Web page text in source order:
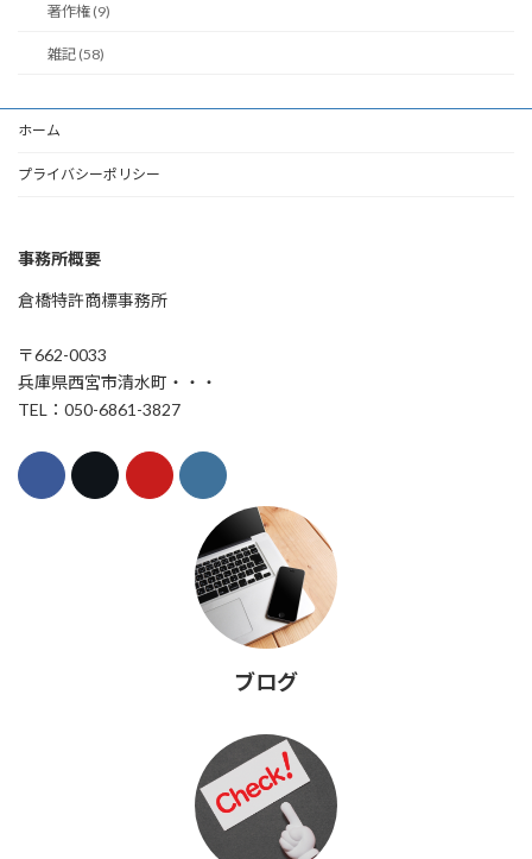
著作権 (9)
雑記 (58)
ホーム
プライバシーポリシー
事務所概要
倉橋特許商標事務所
〒662-0033
兵庫県西宮市清水町・・・
TEL：050-6861-3827
ブログ